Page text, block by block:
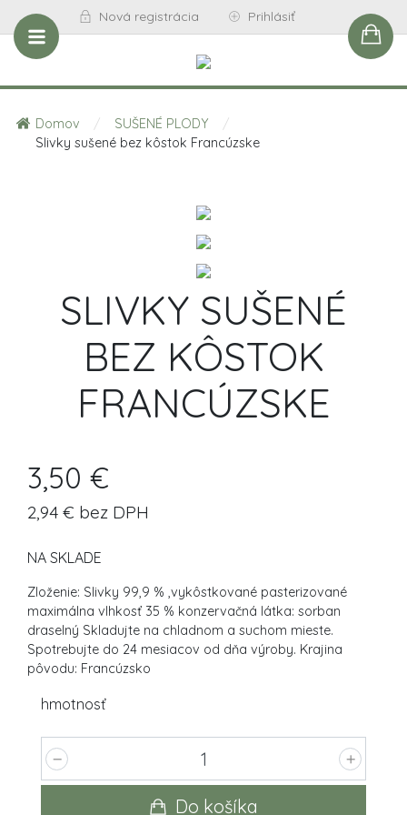
Nová registrácia Prihlásiť
Domov / SUŠENÉ PLODY
/
Slivky sušené bez kôstok Francúzske
SLIVKY SUŠENÉ
BEZ KÔSTOK
FRANCÚZSKE
3,50 €
2,94 € bez DPH
NA SKLADE
Zloženie: Slivky 99,9 % ,vykôstkované pasterizované
maximálna vlhkosť 35 % konzervačná látka: sorban
draselný Skladujte na chladnom a suchom mieste.
Spotrebujte do 24 mesiacov od dňa výroby. Krajina
pôvodu: Francúzsko
hmotnosť
Do košíka